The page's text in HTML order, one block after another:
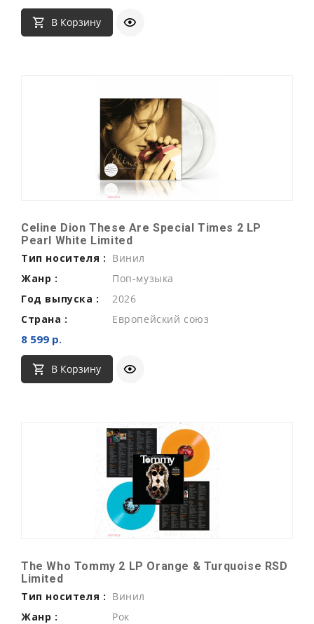
В Корзину
Celine Dion These Are Special Times 2 LP
Pearl White Limited
Тип носителя : Винил
Жанр :
Поп-музыка
Год выпуска :
2026
Страна :
Европейский союз
8 599 р.
В Корзину
The Who Tommy 2 LP Orange & Turquoise RSD
Limited
Тип носителя : Винил
Жанр :
Рок